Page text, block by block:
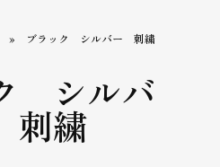
» ブラック シルバー 刺繍
シルバ
繍